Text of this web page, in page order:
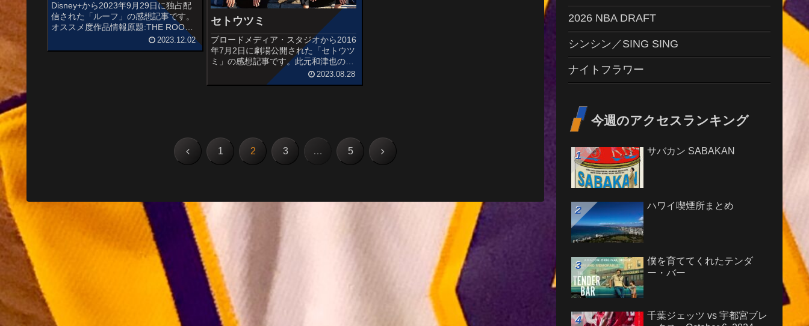
Disney+から2023年9月29日に独占配
信された「ルーフ」の感想記事です。
オススメ度作品情報原題:THE ROOF
製作国:アメリカ（2023年）配
給:Disney+監督:ボッチェリ・アレクサ
2023.12.02
セトウツミ
ブロードメディア・スタジオから2016
年7月2日に劇場公開された「セトウツ
ミ」の感想記事です。此元和津也の人
気漫画「セトウツミ」の実写映画化作
品です。オススメ度あらすじ＆予告編
2023.08.28
前 1 2 3 … 5 次
2026 NBA DRAFT
シンシン／SING SING
ナイトフラワー
今週のアクセスランキング
サバカン SABAKAN
ハワイ喫煙所まとめ
僕を育ててくれたテンダ
ー・バー
千葉ジェッツ vs 宇都宮ブレ